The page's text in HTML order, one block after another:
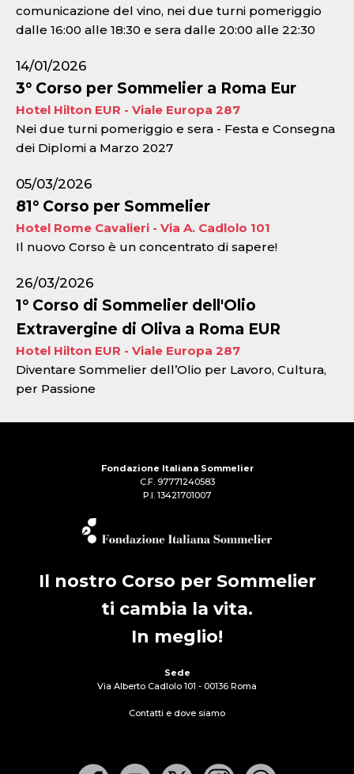
comunicazione del vino, nei due turni pomeriggio
dalle 16:00 alle 18:30 e sera dalle 20:00 alle 22:30
14/01/2026
3° Corso per Sommelier a Roma Eur
Hotel Hilton EUR - Viale Europa 287
Nei due turni pomeriggio e sera - Festa e Consegna
dei Diplomi a Marzo 2027
05/03/2026
81° Corso per Sommelier
Hotel Rome Cavalieri - Via A. Cadlolo 101
Il nuovo Corso è un concentrato di sapere!
26/03/2026
1° Corso di Sommelier dell'Olio
Extravergine di Oliva a Roma EUR
Hotel Hilton EUR - Viale Europa 287
Diventare Sommelier dell’Olio per Lavoro, Cultura,
per Passione
Fondazione Italiana Sommelier
C.F. 97771240583
P.I. 13421701007
Il nostro Corso per Sommelier
ti cambia la vita.
In meglio!
Sede
Via Alberto Cadlolo 101 - 00136 Roma
Contatti e dove siamo